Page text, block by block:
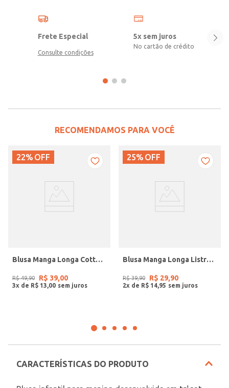
Frete Especial
Consulte condições
5x sem juros
No cartão de crédito
RECOMENDAMOS PARA VOCÊ
22% OFF
Blusa Manga Longa Cotton Juvenil Para Menina - ROSA
R$ 49,90 R$ 39,00
3x de R$ 13 00
25% OFF
Blusa Manga Longa Listrada Infantil Para Menino - PRETO
R$ 39,90 R$ 29,90
2x de R$ 14 95
CARACTERÍSTICAS DO PRODUTO